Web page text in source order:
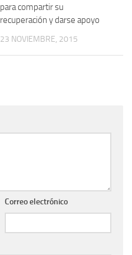
para compartir su
recuperación y darse apoyo
23 NOVIEMBRE, 2015
Correo electrónico